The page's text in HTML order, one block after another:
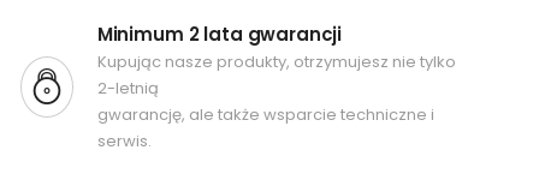
Minimum 2 lata gwarancji
Kupując nasze produkty, otrzymujesz nie tylko
2-letnią
gwarancję, ale także wsparcie techniczne i
serwis.